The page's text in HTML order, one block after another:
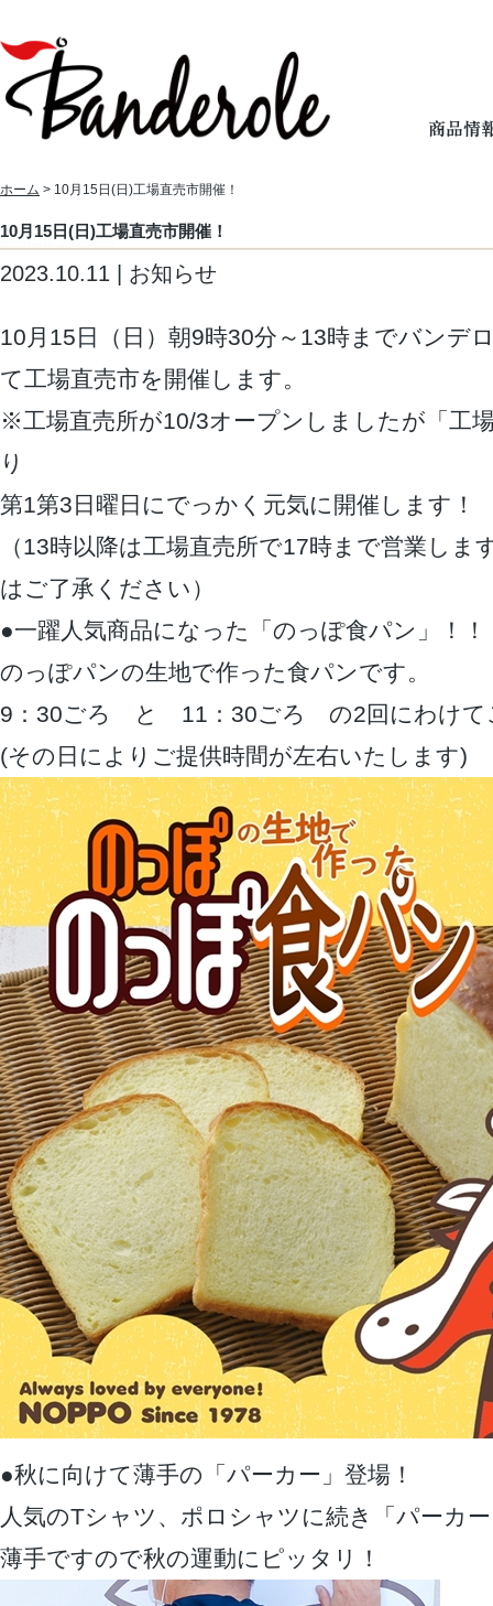
ホーム > 10月15日(日)工場直売市開催！
10月15日(日)工場直売市開催！
2023.10.11 | お知らせ
10月15日（日）朝9時30分～13時までバンデ
て工場直売市を開催します。
※工場直売所が10/3オープンしましたが「工
り
第1第3日曜日にでっかく元気に開催します！
（13時以降は工場直売所で17時まで営業しま
はご了承ください）
●一躍人気商品になった「のっぽ食パン」！！
のっぽパンの生地で作った食パンです。
9：30ごろ と 11：30ごろ の2回にわけて
(その日によりご提供時間が左右いたします)
●秋に向けて薄手の「パーカー」登場！
人気のTシャツ、ポロシャツに続き「パーカ
薄手ですので秋の運動にピッタリ！